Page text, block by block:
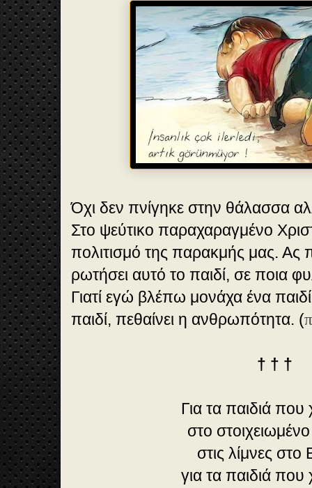
Όχι δεν πνίγηκε στην θάλασσα
Στο ψεύτικο παραχαραγμένο
πολιτισμό της παρακμής μας. Ας
ρωτήσει αυτό το παιδί, σε ποια
Γιατί εγώ βλέπω μονάχα ένα
παιδί, πεθαίνει η ανθρωπότητα. (
† † †
Για τα παιδιά
στο
στις λίμνες
για τα παιδιά